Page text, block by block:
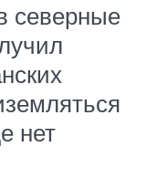
северные
нет